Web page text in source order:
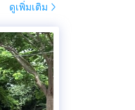
ดูเพิ่มเติม